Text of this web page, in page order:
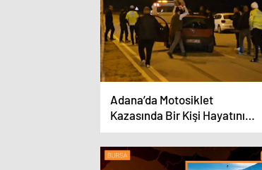
Adana’da Motosiklet
Kazasında Bir Kişi Hayatını
Kaybetti